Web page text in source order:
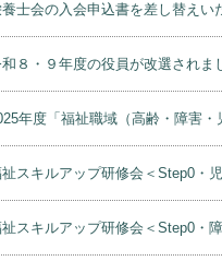
養士会の入会申込書を差し替えい
和８・９年度の役員が改選されま
年度「福祉職域（高齢・障害
祉スキルアップ研修会＜Step0・
祉スキルアップ研修会＜Step0・